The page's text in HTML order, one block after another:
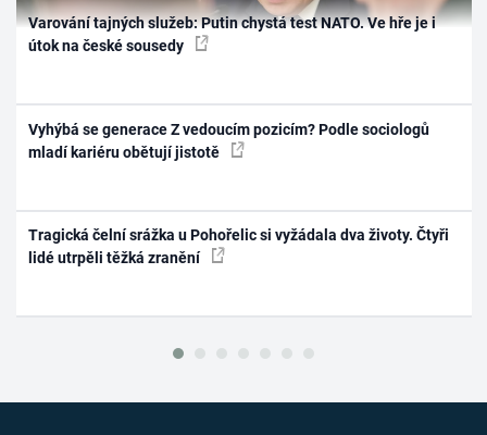
Varování tajných služeb: Putin chystá test NATO. Ve hře je i
útok na české sousedy
Vyhýbá se generace Z vedoucím pozicím? Podle sociologů
mladí kariéru obětují jistotě
Tragická čelní srážka u Pohořelic si vyžádala dva životy. Čtyři
lidé utrpěli těžká zranění